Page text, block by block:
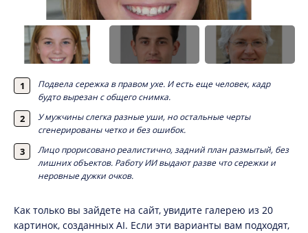
Подвела сережка в правом ухе. И есть еще человек, кадр
будто вырезан с общего снимка.
У мужчины слегка разные уши, но остальные черты
сгенерированы четко и без ошибок.
Лицо прорисовано реалистично, задний план размытый, без
лишних объектов. Работу ИИ выдают разве что сережки и
неровные дужки очков.
Как только вы зайдете на сайт, увидите галерею из 20
картинок, созданных AI. Если эти варианты вам подходят,